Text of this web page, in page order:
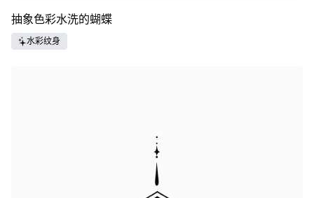
抽象色彩水洗的蝴蝶
水彩纹身